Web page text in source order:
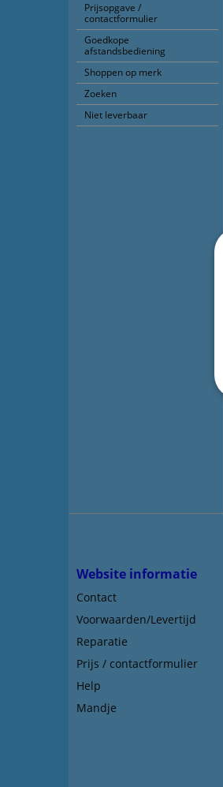
Prijsopgave /
contactformulier
Goedkope
afstandsbediening
Shoppen op merk
Zoeken
Niet leverbaar
Website informatie
Contact
Voorwaarden/Levertijd
Reparatie
Prijs / contactformulier
Help
Mandje